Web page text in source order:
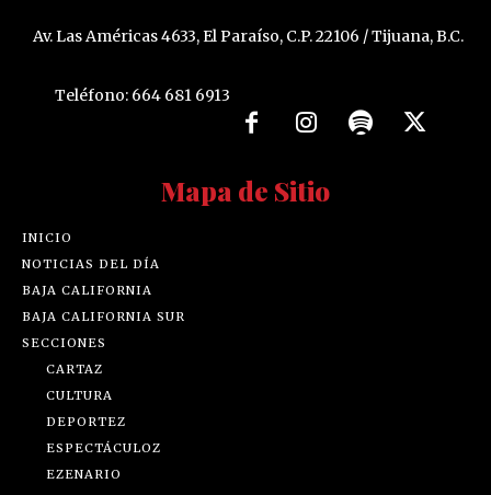
Av. Las Américas 4633, El Paraíso, C.P. 22106 / Tijuana, B.C.
Teléfono: 664 681 6913
Mapa de Sitio
INICIO
NOTICIAS DEL DÍA
BAJA CALIFORNIA
BAJA CALIFORNIA SUR
SECCIONES
CARTAZ
CULTURA
DEPORTEZ
ESPECTÁCULOZ
EZENARIO